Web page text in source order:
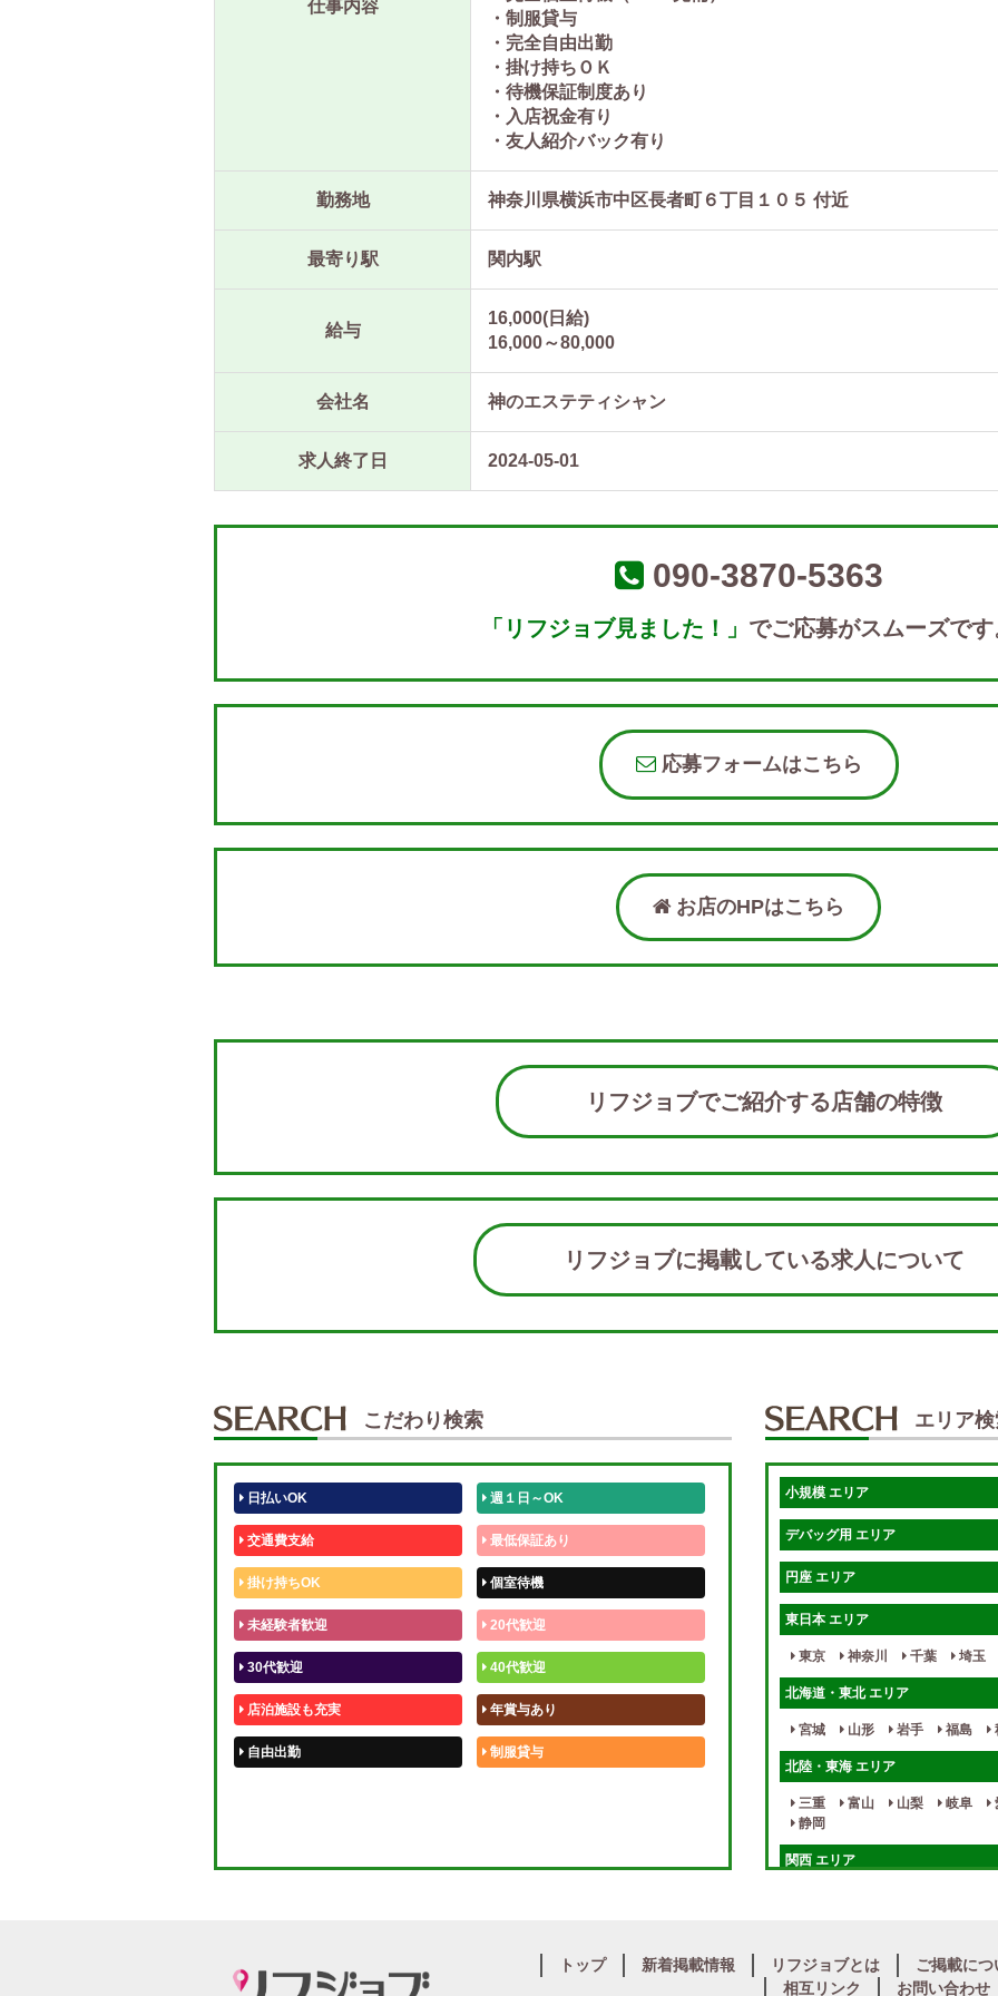
仕事内容
・制服貸与
・完全自由出勤
・掛け持ちＯＫ
・待機保証制度あり
・入店祝金有り
・友人紹介バック有り
勤務地 神奈川県横浜市中区長者町６丁目１０５ 付近
最寄り駅 関内駅
給与
16,000(日給)
16,000～80,000
会社名 神のエステティシャン
求人終了日 2024-05-01
090-3870-5363
「リフジョブ見ました！」 でご応募がスムーズです
応募フォームはこちら
お店のHPはこちら
リフジョブでご紹介する店舗の特徴
リフジョブに掲載している求人につい
こだわり検索
日払いOK 週１日～OK
交通費支給 最低保証あり
掛け持ちOK 個室待機
未経験者歓迎 20代歓迎
30代歓迎 40代歓迎
店泊施設も充実 年賞与あり
自由出勤 制服貸与
エリア
小規模 エリア
デバッグ用 エリア
円座 エリア
東日本 エリア
東京 神奈川 千葉 埼玉
北海道・東北 エリア
宮城 山形 岩手 福島
北陸・東海 エリア
三重 富山 山梨 岐阜
静岡
関西 エリア
大分 福岡 佐賀 長崎
トップ 新着掲載情報 リフジョブとは
ご掲載につ
相互リンク
お問い合わせ